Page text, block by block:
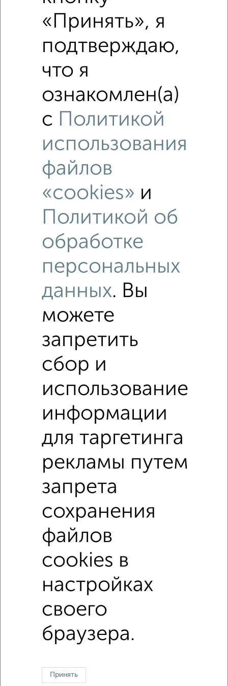
Комната в 2-к квартире, посуточно, 16м², 2/10 этаж
ЖК Народный бульвар, Народный бульвар 11
Комната в общежитии, посуточно, 18м², 1/5 этаж
Черновицкая 23к3
Комната в общежитии, посуточно, 12м², 4/5 этаж
Комната в 4-к квартире, посуточно, 25м², 5/10 этаж
в сутки
Касимовское шоссе 65
Контакты
Политика конфиденциальности
Пользовательское соглашение
Рязань, улица Право-Лыбедская 40
Застройщики
«Принять», я
подтверждаю,
что я
ознакомлен(а)
с Политикой
использования
файлов
«cookies» и
Политикой об
обработке
персональных
данных. Вы
можете
запретить
сбор и
использование
информации
для таргетинга
рекламы путем
запрета
сохранения
файлов
cookies в
настройках
своего
браузера.
Принять